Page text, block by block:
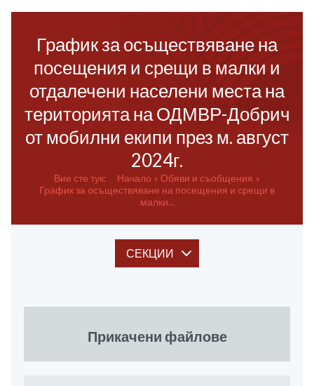
График за осъществяване на
посещения и срещи в малки и
отдалечени населени места на
територията на ОДМВР-Добрич
от мобилни екипи през м. август
2024г.
Вие сте тук: Начало
Обяви и съобщения
График за осъществяване на посещения и срещи в
малки...
СЕКЦИИ
Прикачени файлове